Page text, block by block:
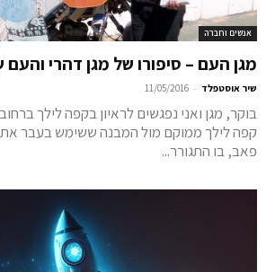
אנשים וחברה
מגן העם – סיפורו של מגן דהרי והעם
שיר אוסטפלד -
11/05/2016
בוקר, מגן ואני נפגשים לראיון בקפה לילך
קפה לילך ממוקם מול המבנה ששימש בעבר את
פאב, בו התגורר...